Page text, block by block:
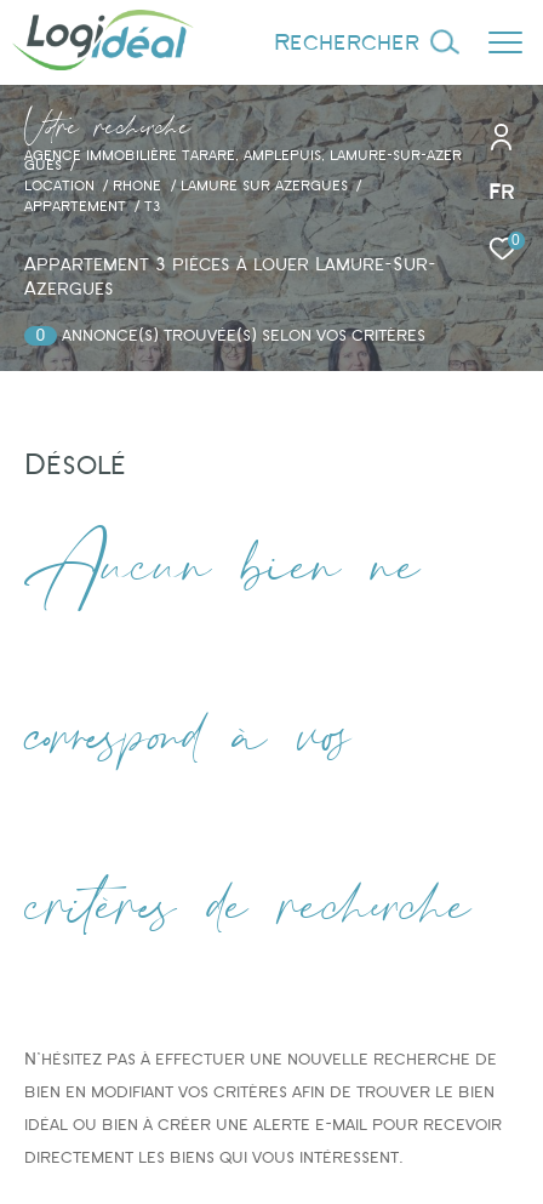
Fr
0
rechercher
Vore recece
AGENCE IMMOBILIÈRE TARARE, AMPLEPUIS, LAMURE-SUR-AZER
GUES
LOCATION RHONE LAMURE SUR AZERGUES
APPARTEMENT T3
Appartement 3 pièces à louer Lamure-Sur-
Azergues
0 annonce(s) trouvée(s) selon vos critères
Désolé
Aucun bien ne
correspond à vos
critères de recherche
N'hésitez pas à effectuer une nouvelle recherche de
bien en modifiant vos critères afin de trouver le bien
idéal ou bien à créer une alerte e-mail pour recevoir
directement les biens qui vous intéressent.
Effectuer une recherche
et trouver le bien qui correspond à vos
critères
Type de bien
Type de bien
PIÈCES
Ville